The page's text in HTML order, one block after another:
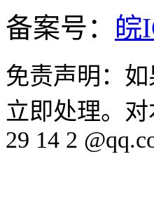
备案号： 皖
免责声明：
立即处理。
29 14 2